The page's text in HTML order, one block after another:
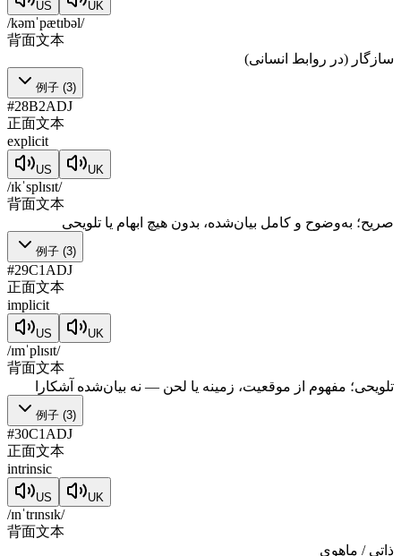
US UK
/kəmˈpætɪbəl/
背面文本
سازگار (در روابط انسانی)
例子 (3)
#28B2ADJ
正面文本
explicit
US UK
/ɪkˈsplɪsɪt/
背面文本
صریح؛ به‌وضوح و کامل بیان‌شده، بدون هیچ ابهام یا تلویحی
例子 (3)
#29C1 ADJ
正面文本
implicit
US UK
/ɪmˈplɪsɪt/
背面文本
تلویحی؛ مفهوم از موقعیت، زمینه یا لحن — نه بیان‌شده آشکارا
例子 (3)
#30C1 ADJ
正面文本
intrinsic
US UK
/ɪnˈtrɪnsɪk/
背面文本
ذاتی / ماهوی